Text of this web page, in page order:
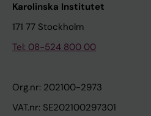
Karolinska Institutet
171 77 Stockholm
Tel: 08-524 800 00
Org.nr: 202100-2973
VAT.nr: SE202100297301